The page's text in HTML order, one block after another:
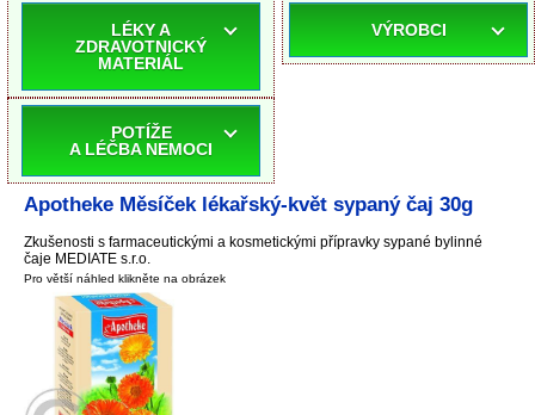
LÉKY A
ZDRAVOTNICKÝ
MATERIÁL
POTÍŽE
A LÉČBA NEMOCI
VÝROBCI
Apotheke Měsíček lékařský-květ sypaný čaj 30g
Zkušenosti s farmaceutickými a kosmetickými přípravky sypané bylinné
čaje MEDIATE s.r.o.
Pro větší náhled klikněte na obrázek